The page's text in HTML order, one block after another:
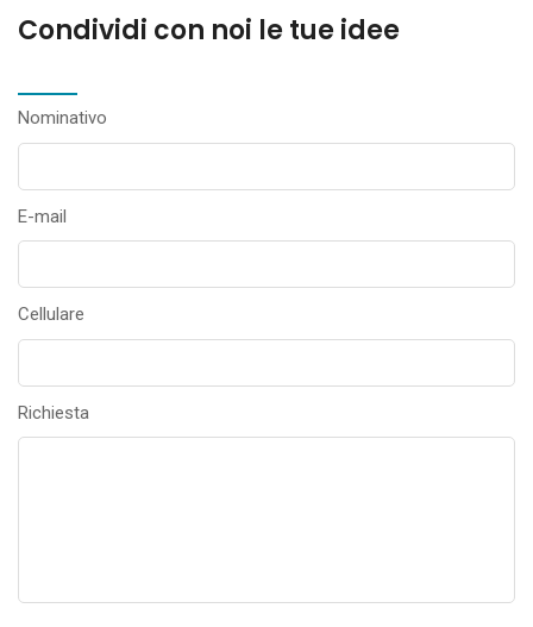
Condividi con noi le tue idee
Nominativo
E-mail
Cellulare
Richiesta